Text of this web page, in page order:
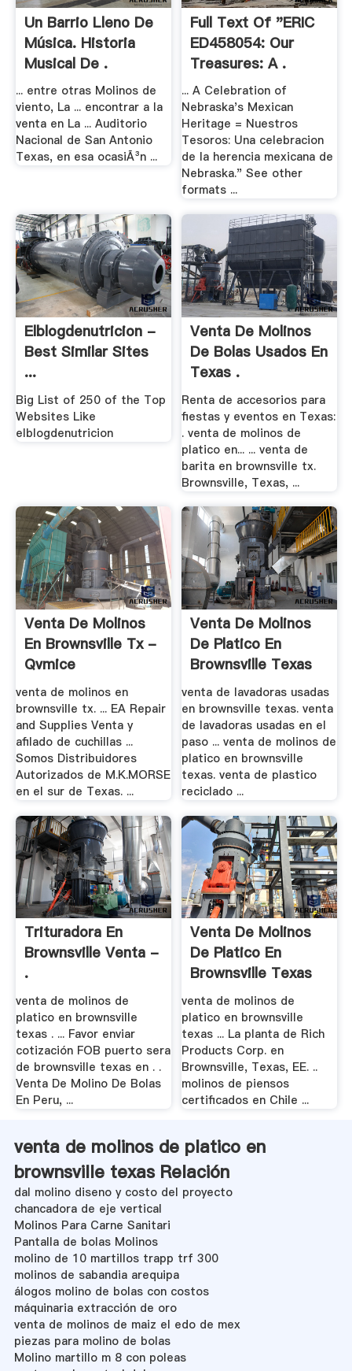
Un Barrio Lleno De
Música. Historia
Musical De .
... entre otras Molinos de
viento, La ... encontrar a la
venta en La ... Auditorio
Nacional de San Antonio
Texas, en esa ocasiÃ³n ...
Full Text Of "ERIC
ED458054: Our
Treasures: A .
... A Celebration of
Nebraska's Mexican
Heritage = Nuestros
Tesoros: Una celebracion
de la herencia mexicana de
Nebraska." See other
formats ...
Elblogdenutricion -
Best Similar Sites
...
Big List of 250 of the Top
Websites Like
elblogdenutricion
Venta De Molinos
De Bolas Usados En
Texas .
Renta de accesorios para
fiestas y eventos en Texas:
. venta de molinos de
platico en... ... venta de
barita en brownsville tx.
Brownsville, Texas, ...
Venta De Molinos
En Brownsville Tx -
Qvmice
venta de molinos en
brownsville tx. ... EA Repair
and Supplies Venta y
afilado de cuchillas ...
Somos Distribuidores
Autorizados de M.K.MORSE
en el sur de Texas. ...
Venta De Molinos
De Platico En
Brownsville Texas
venta de lavadoras usadas
en brownsville texas. venta
de lavadoras usadas en el
paso ... venta de molinos de
platico en brownsville
texas. venta de plastico
reciclado ...
Trituradora En
Brownsville Venta -
.
venta de molinos de
platico en brownsville
texas . ... Favor enviar
cotización FOB puerto sera
de brownsville texas en . .
Venta De Molino De Bolas
En Peru, ...
Venta De Molinos
De Platico En
Brownsville Texas
venta de molinos de
platico en brownsville
texas ... La planta de Rich
Products Corp. en
Brownsville, Texas, EE. ..
molinos de piensos
certificados en Chile ...
venta de molinos de platico en
brownsville texas Relación
dal molino diseno y costo del proyecto
chancadora de eje vertical
Molinos Para Carne Sanitari
Pantalla de bolas Molinos
molino de 10 martillos trapp trf 300
molinos de sabandia arequipa
álogos molino de bolas con costos
máquinaria extracción de oro
venta de molinos de maiz el edo de mex
piezas para molino de bolas
Molino martillo m 8 con poleas